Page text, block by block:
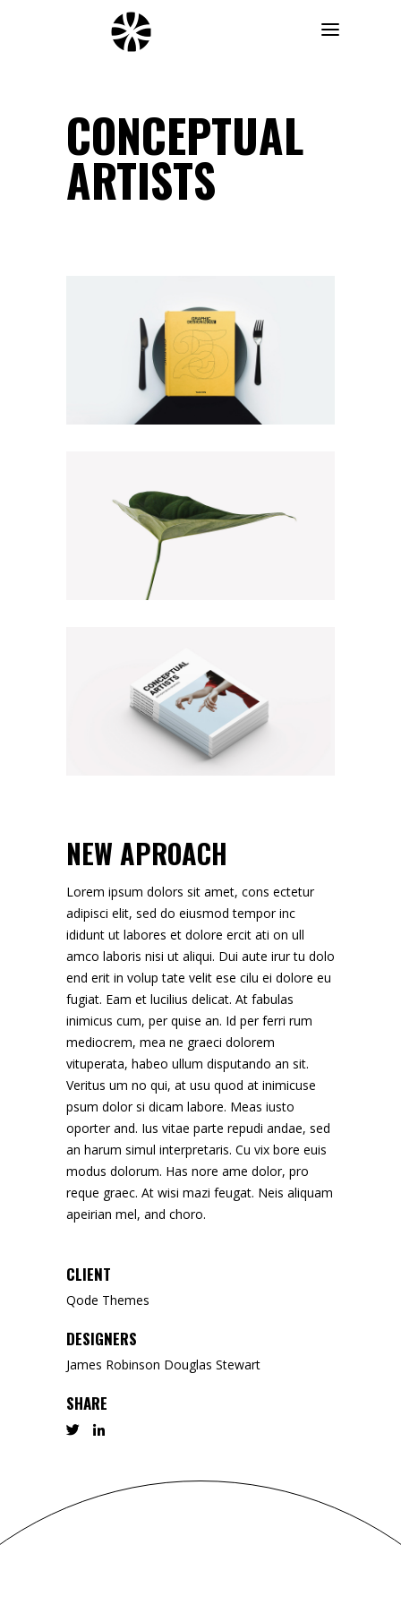
CONCEPTUAL
ARTISTS
NEW APROACH
Lorem ipsum dolors sit amet, cons ectetur
adipisci elit, sed do eiusmod tempor inc
ididunt ut labores et dolore ercit ati on ull
amco laboris nisi ut aliqui. Dui aute irur tu dolo
end erit in volup tate velit ese cilu ei dolore eu
fugiat. Eam et lucilius delicat. At fabulas
inimicus cum, per quise an. Id per ferri rum
mediocrem, mea ne graeci dolorem
vituperata, habeo ullum disputando an sit.
Veritus um no qui, at usu quod at inimicuse
psum dolor si dicam labore. Meas iusto
oporter and. Ius vitae parte repudi andae, sed
an harum simul interpretaris. Cu vix bore euis
modus dolorum. Has nore ame dolor, pro
reque graec. At wisi mazi feugat. Neis aliquam
apeirian mel, and choro.
CLIENT
Qode Themes
DESIGNERS
James Robinson Douglas Stewart
SHARE